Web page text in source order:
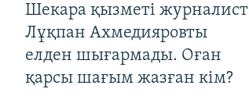
Шекара қызметі журналист
Лұқпан Ахмедияровты
елден шығармады. Оған
қарсы шағым жазған кім?